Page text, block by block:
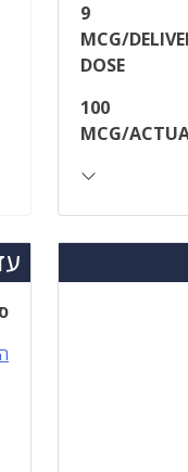
9
MCG/
DOSE
100
MCG/